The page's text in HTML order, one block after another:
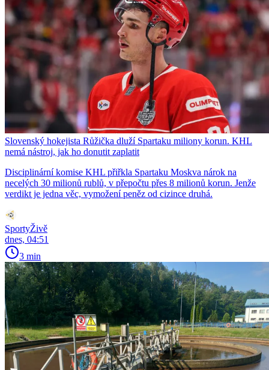
Slovenský hokejista Růžička dluží Spartaku miliony korun. KHL
nemá nástroj, jak ho donutit zaplatit
Disciplinární komise KHL přiřkla Spartaku Moskva nárok na
necelých 30 milionů rublů, v přepočtu přes 8 milionů korun. Jenže
verdikt je jedna věc, vymožení peněz od cizince druhá.
SportyŽivě
dnes, 04:51
3 min